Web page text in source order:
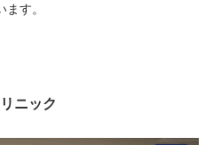
す。
ニック